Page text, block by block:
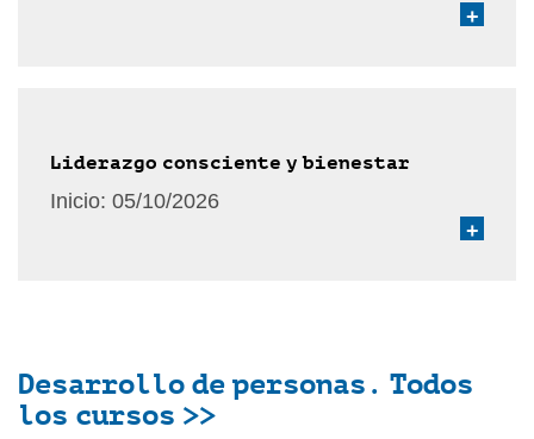
+
Liderazgo consciente y bienestar
Inicio: 05/10/2026
+
Desarrollo de personas. Todos
los cursos >>